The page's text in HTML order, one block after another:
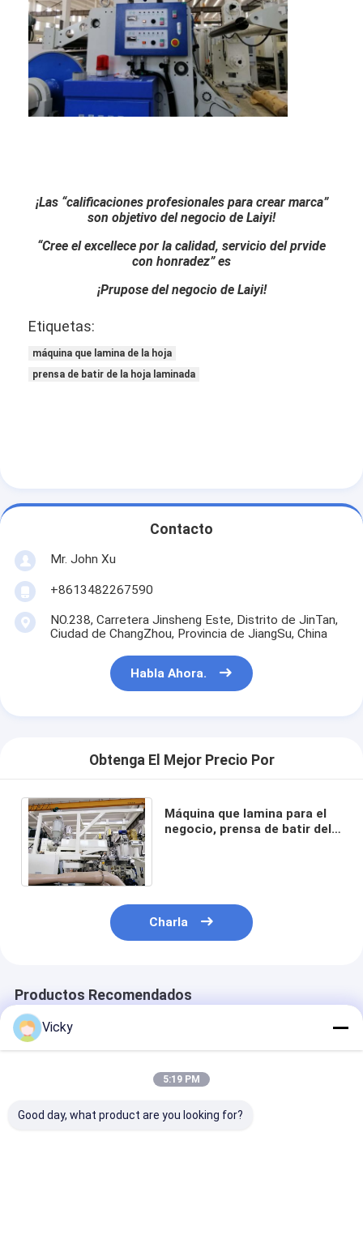
¡Las “calificaciones profesionales para crear marca”
son objetivo del negocio de Laiyi!
“Cree el excellece por la calidad, servicio del prvide
con honradez” es
¡Prupose del negocio de Laiyi!
Etiquetas:
máquina que lamina de la hoja
prensa de batir de la hoja laminada
Contacto
Mr. John Xu
+8613482267590
NO.238, Carretera Jinsheng Este, Distrito de JinTan,
Ciudad de ChangZhou, Provincia de JiangSu, China
Habla Ahora.
Obtenga El Mejor Precio Por
Máquina que lamina para el
negocio, prensa de batir del
Charla
Productos Recomendados
Vicky
5:19 PM
Good day, what product are you looking for?